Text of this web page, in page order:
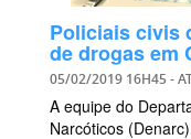
Policiais civis
de drogas em
05/02/2019 16H45-
A equipe do
Narcóticos